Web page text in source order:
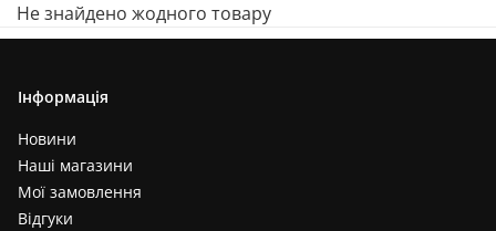
Не знайдено жодного товару
Інформація
Новини
Наші магазини
Мої замовлення
Відгуки